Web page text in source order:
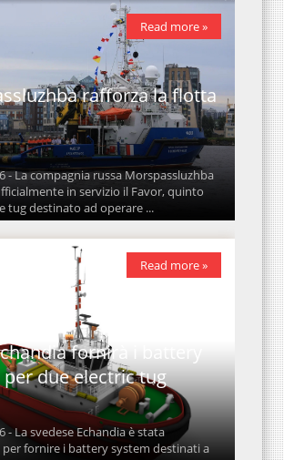
rafforza la flotta
- La compagnia russa Morspassluzhba
in servizio il Favor, quinto
tug destinato ad operare ...
Read more »
fornirà i battery
due electric tug
- La svedese Echandia è stata
per fornire i battery system destinati a
Read more »